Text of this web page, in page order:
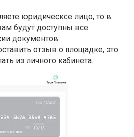
юридическое лицо, то в
будут доступны все
документов
отзыв о площадке, это
из личного кабинета.